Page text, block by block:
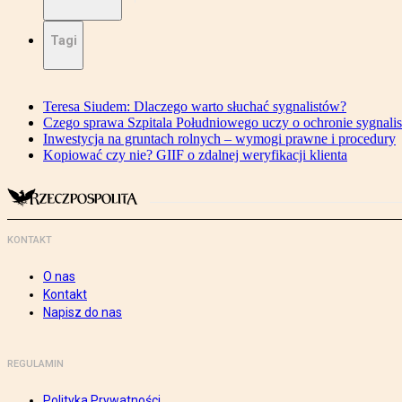
Tagi
Teresa Siudem: Dlaczego warto słuchać sygnalistów?
Czego sprawa Szpitala Południowego uczy o ochronie
Inwestycja na gruntach rolnych – wymogi prawne i procedury
Kopiować czy nie? GIIF o zdalnej weryfikacji klienta
KONTAKT
O nas
Kontakt
Napisz do nas
REGULAMIN